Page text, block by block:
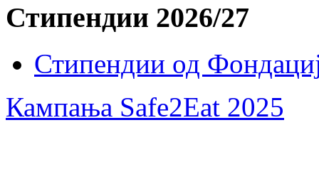
Стипендии 2026/27
Стипендии од
Кампања Safe2Eat 2025